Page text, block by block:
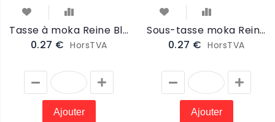
Tasse à moka Reine Blanc 10cl (RTAMO)
0.27 € HorsTVA
Ajouter
Sous-tasse moka Reine Blanc 12cm (RSTAMO)
0.27 € HorsTVA
Ajouter